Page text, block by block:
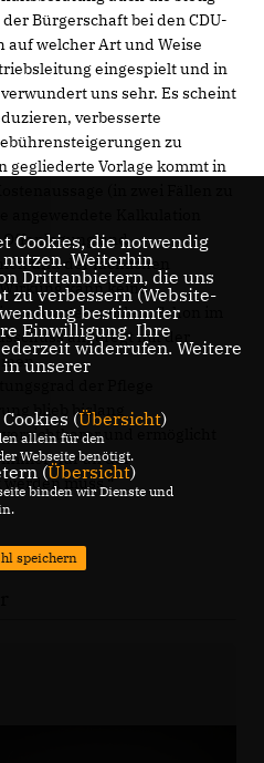
Bürgerschaft bei den CDU-
welcher Art und Weise
eingespielt und in
uns sehr. Es scheint
verbesserte
zu
gegliederte Vorlage kommt in
angewendete Kalkulation
und
und der fachlichen
kann keine
erwartet werden. Schon im
angeregt mit der
der Pflege
blieb bislang
und ermöglicht
nur an der
muss.“
Cookies, die notwendig
Weiterhin
Drittanbietern, die uns
zu verbessern (Website-
bestimmter
Einwilligung. Ihre
widerrufen. Weitere
unserer
(Übersicht)
allein für den
Webseite benötigt.
(Übersicht)
binden wir Dienste und
speichern